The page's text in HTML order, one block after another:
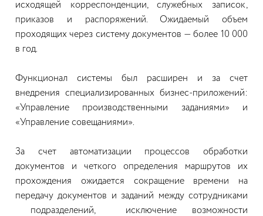
исходящей корреспонденции, служебных записок,
приказов и распоряжений. Ожидаемый объем
проходящих через систему документов — более 10 000
в год.
Функционал системы был расширен и за счет
внедрения специализированных бизнес-приложений:
«Управление производственными заданиями» и
«Управление совещаниями».
За счет автоматизации процессов обработки
документов и четкого определения маршрутов их
прохождения ожидается сокращение времени на
передачу документов и заданий между сотрудниками
подразделений, исключение возможности